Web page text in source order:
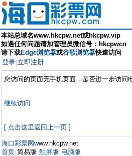
本站总域名www.hkcpw.net或hkcpw.vip
如遇任何问题请加管理员微信号：hkcpwcn
请下载Edge浏览器或谷歌浏览器快速访问
登录 立即注册
您访问的页面无手机页面，是否进一步访问
继续访问
[ 点击这里返回上一页 ]
海口彩票网www.hkcpw.net
首页 简易版 触屏版 电脑版